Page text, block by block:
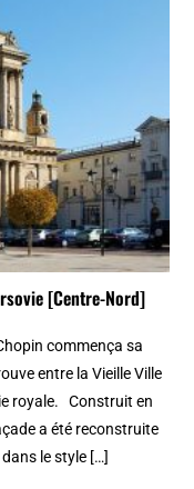
[Centre-Nord]
commença sa
entre la Vieille Ville
royale. Construit en
a été reconstruite
le style […]